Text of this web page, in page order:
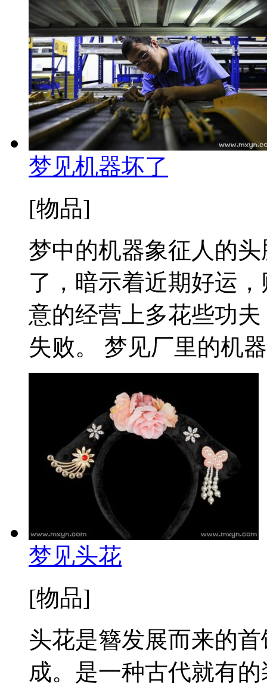
梦见机器坏了
[物品]
梦中的机器象征人的
了，暗示着近期好运
意的经营上多花些功
失败。 梦见厂里的机
梦见头花
[物品]
头花是簪发展而来的
成。是一种古代就有